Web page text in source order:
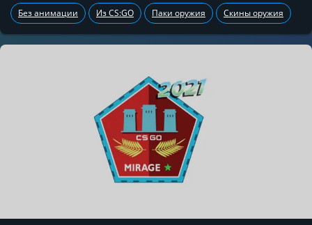
Без анимации Из CS:GO Паки оружия Скины оружия